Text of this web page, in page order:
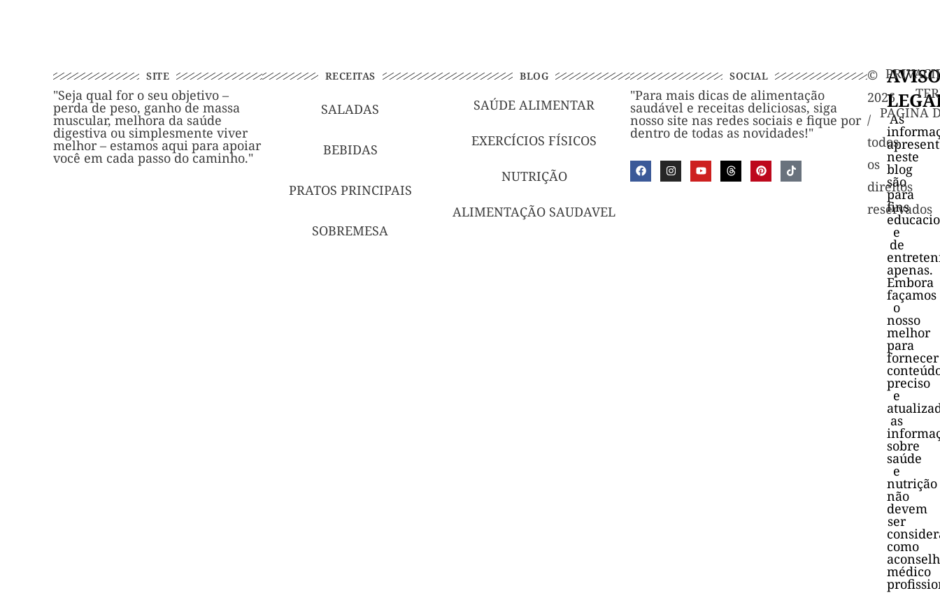
SITE
"Seja qual for o seu objetivo –
perda de peso, ganho de massa
muscular, melhora da saúde
digestiva ou simplesmente viver
melhor – estamos aqui para apoiar
você em cada passo do caminho."
RECEITAS
SALADAS
BEBIDAS
PRATOS PRINCIPAIS
SOBREMESA
BLOG
SAÚDE ALIMENTAR
EXERCÍCIOS FÍSICOS
NUTRIÇÃO
ALIMENTAÇÃO SAUDAVEL
SOCIAL
"Para mais dicas de alimentação
saudável e receitas deliciosas, siga
nosso site nas redes sociais e fique por
dentro de todas as novidades!"
©️
2026
/
todos
os
direitos
reservados
PAGINA
As
neste
blog
são
para
fins
e
de
apenas.
Embora
façamos
o
nosso
melhor
para
fornecer
preciso
e
as
sobre
saúde
e
nutrição
não
devem
ser
como
médico